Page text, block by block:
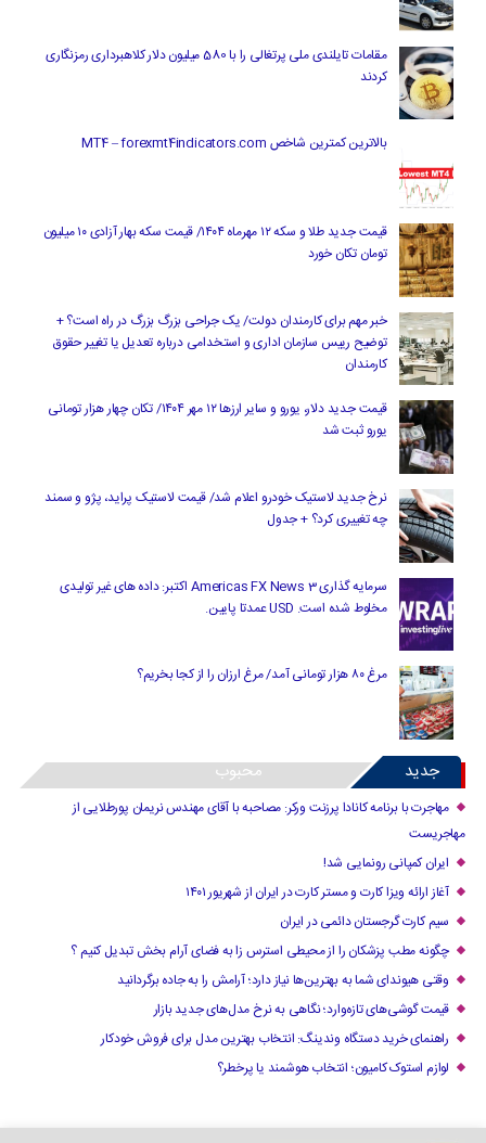
مقامات تایلندی ملی پرتغالی را با 580 میلیون دلار کلاهبرداری رمزنگاری
کردند
بالاترین کمترین شاخص MT4 – forexmt4indicators.com
قیمت جدید طلا و سکه ۱۲ مهرماه ۱۴۰۴/ قیمت سکه بهار آزادی ۱۰ میلیون
تومان تکان خورد
خبر مهم برای کارمندان دولت/ یک جراحی بزرگ بزرگ در راه است؟ +
توضیح رییس سازمان اداری و استخدامی درباره تعدیل یا تغییر حقوق
کارمندان
قیمت جدید دلار، یورو و سایر ارزها ۱۲ مهر ۱۴۰۴/ تکان چهار هزار تومانی
یورو ثبت شد
نرخ جدید لاستیک خودرو اعلام شد/ قیمت لاستیک پراید، پژو و سمند
چه تغییری کرد؟ + جدول
سرمایه گذاری Americas FX News 3 اکتبر: داده های غیر تولیدی
مخلوط شده است. USD عمدتا پایین.
مرغ ۸۰ هزار تومانی آمد/ مرغ ارزان را از کجا بخریم؟
جدید محبوب
مهاجرت با برنامه کانادا پرزنت ورکر: مصاحبه با آقای مهندس نریمان پورطلایی از
مهاجریست
ایران کمپانی رونمایی شد!
آغاز ارائه ویزا کارت و مستر کارت در ایران از شهریور ۱۴۰۱
سیم کارت گرجستان دائمی در ایران
چگونه مطب پزشکان را از محیطی استرس زا به فضای آرام بخش تبدیل کنیم ؟
وقتی هیوندای شما به بهترین‌ها نیاز دارد؛ آرامش را به جاده برگردانید
قیمت گوشی‌های تازه‌وارد؛ نگاهی به نرخ مدل‌های جدید بازار
راهنمای خرید دستگاه وندینگ: انتخاب بهترین مدل برای فروش خودکار
لوازم استوک کامیون؛ انتخاب هوشمند یا پرخطر؟